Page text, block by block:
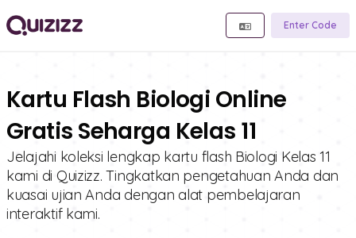
Enter Code
Kartu Flash Biologi Online
Gratis Seharga Kelas 11
Jelajahi koleksi lengkap kartu flash Biologi Kelas 11
kami di Quizizz. Tingkatkan pengetahuan Anda dan
kuasai ujian Anda dengan alat pembelajaran
interaktif kami.